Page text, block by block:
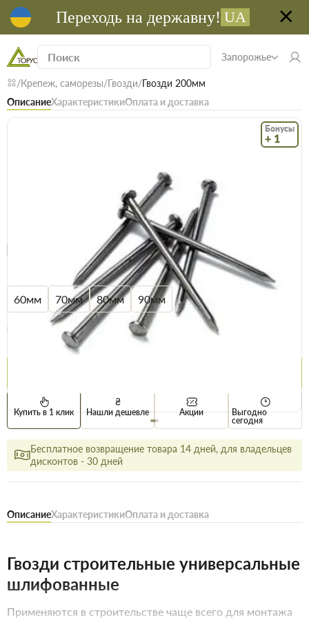
Переходь на державну! UA
Запорожье
Крепеж, саморезы Гвозди Гвозди 200мм
ОписаниеХарактеристикиОплата и доставка
Бонусы
+ 1
Безкоштовна доставка! Від 15000 грн єВідновлення
60мм 70мм 80мм 90мм Ещё4
75.5 грн
Опт
73.9 грн
Купить в 1 клик Нашли дешевле Акции
Выгодно
сегодня
Бесплатное возвращение товара 14 дней, для владельцев
дисконтов - 30 дней
ОписаниеХарактеристикиОплата и доставка
Гвозди строительные универсальные
шлифованные
Применяются в строительстве чаще всего для монтажа